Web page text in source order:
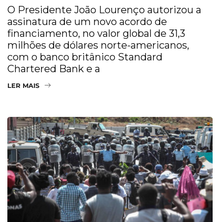
O Presidente João Lourenço autorizou a
assinatura de um novo acordo de
financiamento, no valor global de 31,3
milhões de dólares norte-americanos,
com o banco britânico Standard
Chartered Bank e a
LER MAIS